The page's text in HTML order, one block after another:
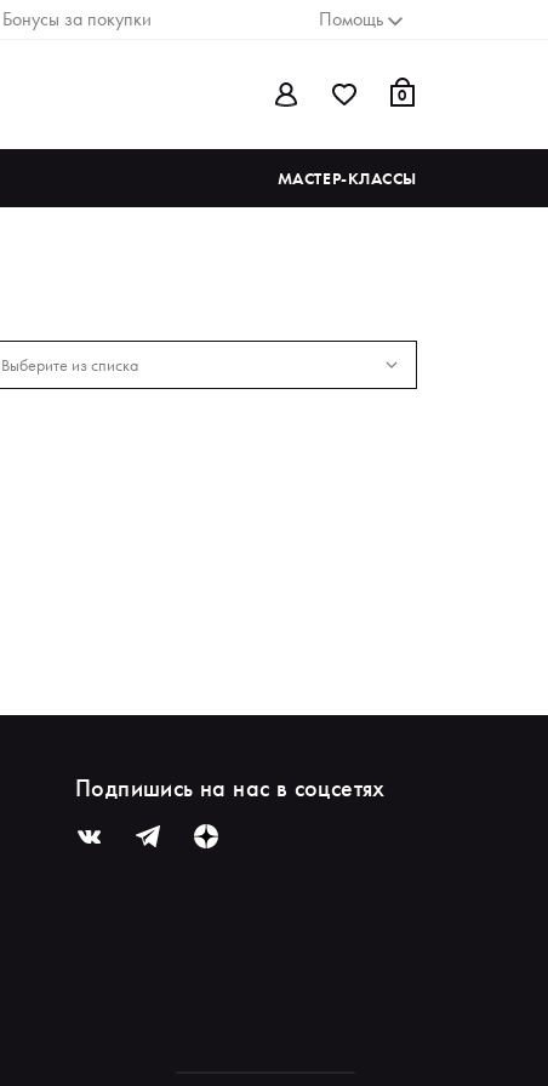
Бонусы за покупки Помощь
0
МАСТЕР-КЛАССЫ
Выберите из списка
Подпишись на нас в соцсетях